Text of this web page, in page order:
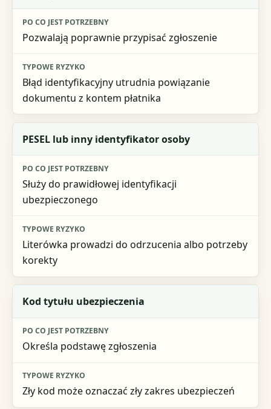
Po co jest potrzebny
Typowe ryzyko
Pozwalają poprawnie przypisać zgłoszenie
Błąd identyfikacyjny utrudnia powiązanie
dokumentu z kontem płatnika
PESEL lub inny identyfikator osoby
Służy do prawidłowej identyfikacji
ubezpieczonego
Literówka prowadzi do odrzucenia albo potrzeby
korekty
Kod tytułu ubezpieczenia
Określa podstawę zgłoszenia
Zły kod może oznaczać zły zakres ubezpieczeń